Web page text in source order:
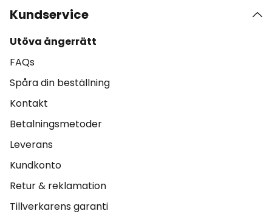
Kundservice
Utöva ångerrätt
FAQs
Spåra din beställning
Kontakt
Betalningsmetoder
Leverans
Kundkonto
Retur & reklamation
Tillverkarens garanti